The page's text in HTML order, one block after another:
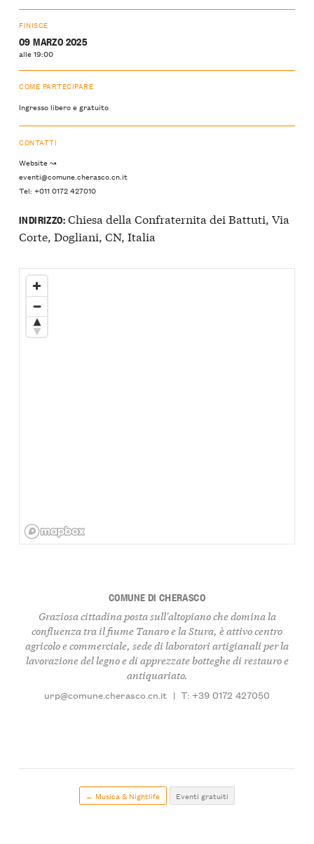
FINISCE
09 MARZO 2025
alle 19:00
COME PARTECIPARE
Ingresso libero e gratuito
CONTATTI
Website ↝
eventi@comune.cherasco.cn.it
Tel: +011 0172 427010
INDIRIZZO:Chiesa della Confraternita dei Battuti, Via
Corte, Dogliani, CN, Italia
COMUNE DI CHERASCO
Graziosa cittadina posta sull'altopiano che domina la
confluenza tra il fiume Tanaro e la Stura, è attivo centro
agricolo e commerciale, sede di laboratori artigianali per la
lavorazione del legno e di apprezzate botteghe di restauro e
antiquariato.
urp@comune.cherasco.cn.it | T: +39 0172 427050
← Musica & Nightlife Eventi gratuiti